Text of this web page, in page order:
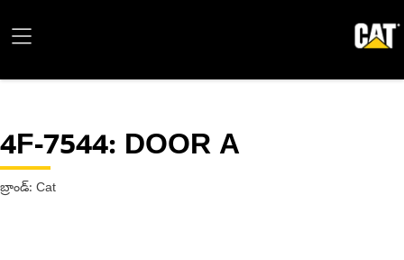
4F-7544: DOOR A
బ్రాండ్: Cat